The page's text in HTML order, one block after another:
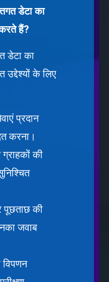
डेटा का
हैं?
डेटा का
उद्देश्यों के लिए
प्रदान
करना।
की
की
जवाब